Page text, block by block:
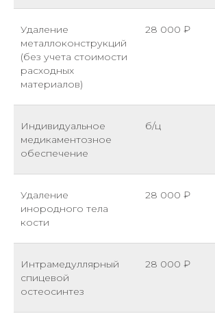
Удаление
металлоконструкций
(без учета стоимости
расходных
материалов)
28 000 ₽
Индивидуальное
медикаментозное
обеспечение
б/ц
Удаление
инородного тела
кости
28 000 ₽
Интрамедуллярный
спицевой
остеосинтез
28 000 ₽